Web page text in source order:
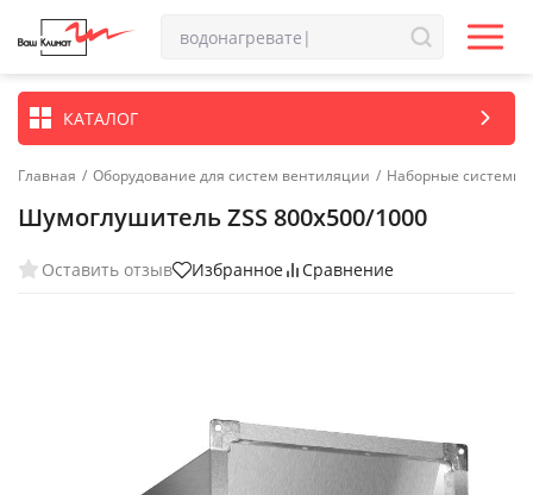
КАТАЛОГ
Главная / Оборудование для систем вентиляции / Наборные системы
Шумоглушитель ZSS 800x500/1000
Оставить отзыв Избранное Сравнение